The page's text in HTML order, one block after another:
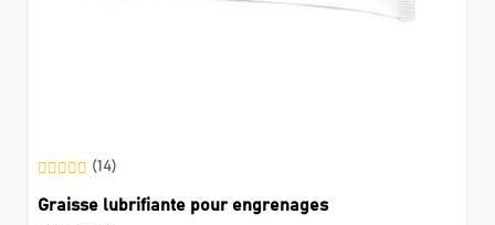
(14)
Graisse lubrifiante pour engrenages